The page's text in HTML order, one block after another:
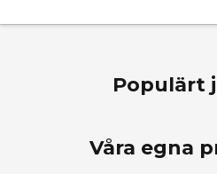
Populärt
Våra egna